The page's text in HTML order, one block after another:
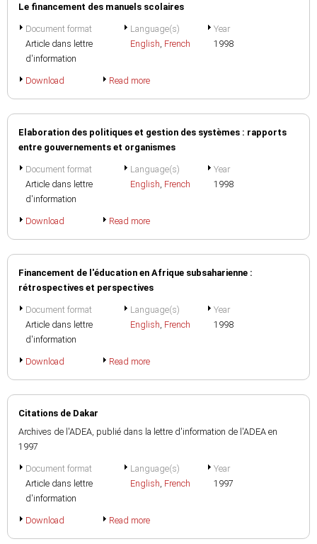
Le financement des manuels scolaires
Document format
Article dans lettre
d'information
Language(s)
English, French
Year
1998
Download Read more
Elaboration des politiques et gestion des systèmes : rapports
entre gouvernements et organismes
Document format
Article dans lettre
d'information
Language(s)
English, French
Year
1998
Download Read more
Financement de l'éducation en Afrique subsaharienne :
rétrospectives et perspectives
Document format
Article dans lettre
d'information
Language(s)
English, French
Year
1998
Download Read more
Citations de Dakar
Archives de l'ADEA, publié dans la lettre d'information de l'ADEA en
1997
Document format
Article dans lettre
d'information
Language(s)
English, French
Year
1997
Download Read more